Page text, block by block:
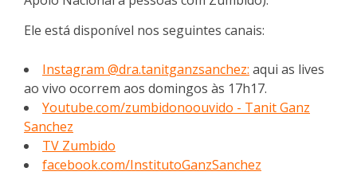
Ele está disponível nos seguintes canais:
Instagram @dra.tanitganzsanchez: aqui as lives
ao vivo ocorrem aos domingos às 17h17.
Youtube.com/zumbidonoouvido - Tanit Ganz
Sanchez
TV Zumbido
facebook.com/InstitutoGanzSanchez